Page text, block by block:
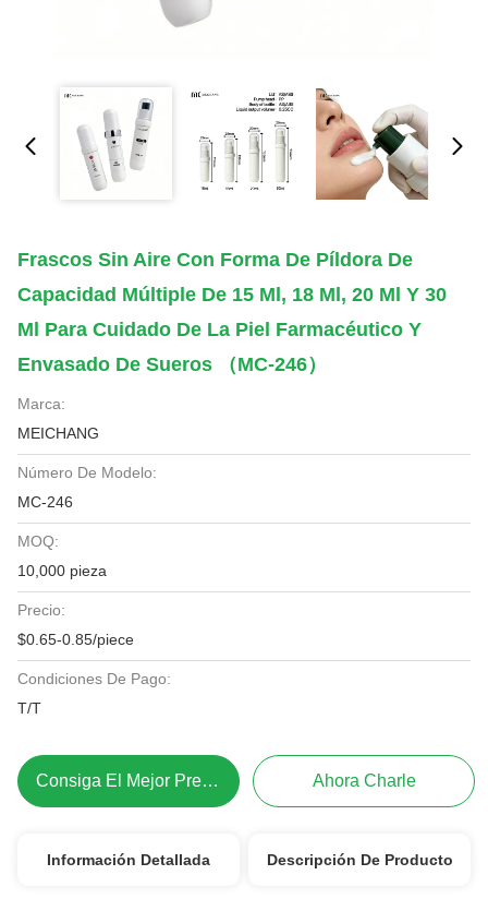
Frascos Sin Aire Con Forma De Píldora De
Capacidad Múltiple De 15 Ml, 18 Ml, 20 Ml Y 30
Ml Para Cuidado De La Piel Farmacéutico Y
Envasado De Sueros （MC-246）
Marca:
MEICHANG
Número De Modelo:
MC-246
MOQ:
10,000 pieza
Precio:
$0.65-0.85/piece
Condiciones De Pago:
T/T
Consiga El Mejor Precio Ahora Charle
Información Detallada Descripción De Producto